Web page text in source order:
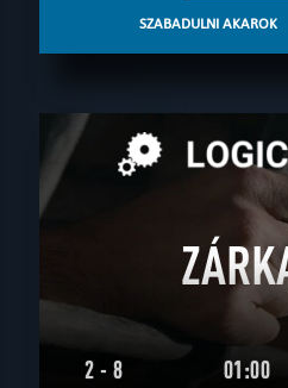
SZABADULNI AKAROK
2 - 8 01:00